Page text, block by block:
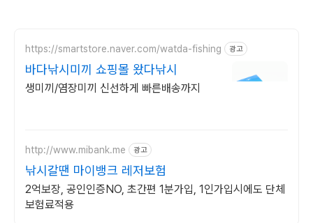
https://smartstore.naver.com/watda-fishing 광고
바다낚시미끼 쇼핑몰 왔다낚시
생미끼/염장미끼 신선하게 빠른배송까지
http://www.mibank.me 광고
낚시갈땐 마이뱅크 레저보험
2억보장, 공인인증NO, 초간편 1분가입, 1인가입시에도 단체
보험료적용